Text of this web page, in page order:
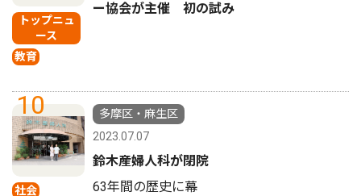
トップニュ
ース
教育
ー協会が主催 初の試み
10
社会
多摩区・麻生区
2023.07.07
鈴木産婦人科が閉院
63年間の歴史に幕